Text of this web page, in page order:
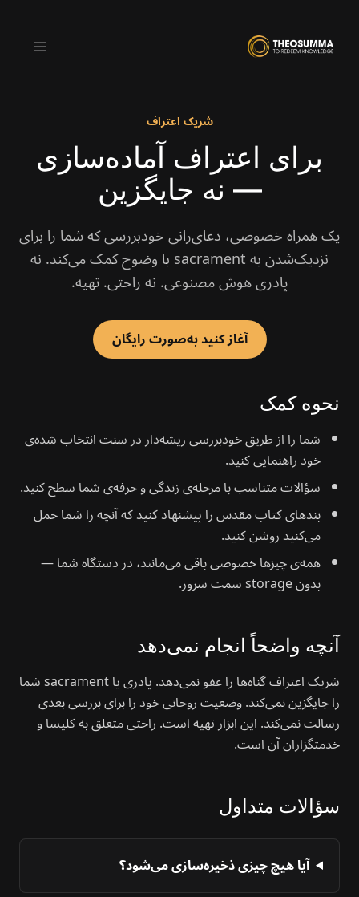
دانلود از
App Store دریافت از
Google Play
فا
شریک اعتراف
برای اعتراف آماده‌سازی
— نه جایگزین
یک همراه خصوصی، دعای‌رانی خود‌بررسی که شما را برای
نزدیک‌شدن به sacrament با وضوح کمک می‌کند. نه
پادری هوش مصنوعی. نه راحتی. تهیه.
آغاز کنید به‌صورت رایگان
نحوه کمک
شما را از طریق خود‌بررسی ریشه‌دار در سنت انتخاب شده‌ی
خود راهنمایی کنید.
سؤالات متناسب با مرحله‌ی زندگی و حرفه‌ی شما سطح کنید.
بند‌های کتاب مقدس را پیشنهاد کنید که آنچه را شما حمل
می‌کنید روشن کنید.
همه‌ی چیزها خصوصی باقی می‌مانند، در دستگاه شما —
بدون storage سمت سرور.
آنچه واضحاً انجام نمی‌دهد
شریک اعتراف گناه‌ها را عفو نمی‌دهد. پادری یا sacrament شما
را جایگزین نمی‌کند. وضعیت روحانی خود را برای بررسی بعدی
رسالت نمی‌کند. این ابزار تهیه است. راحتی متعلق به کلیسا و
خدمتگزاران آن است.
سؤالات متداول
آیا هیچ چیزی ذخیره‌سازی می‌شود؟